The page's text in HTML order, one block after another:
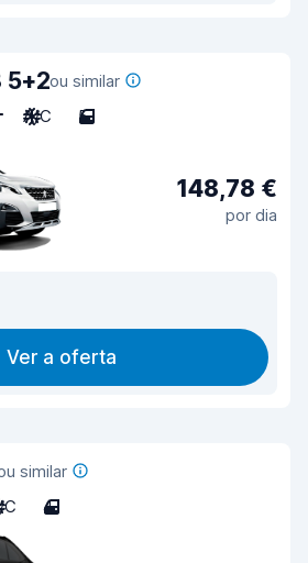
5+2ou similar
A/C 5
148,78 €
por dia
Ver a oferta
similar
C 4